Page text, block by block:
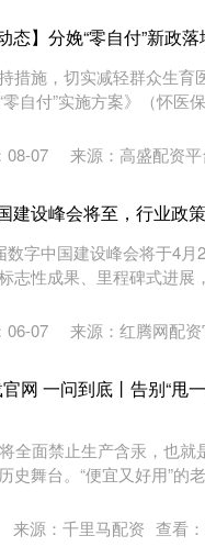
态】分娩“零自付”新政
措施，切实减轻群众生
自付”实施方案》（怀医
08-07 来源：高盛配资平
建设峰会将至，行业政
数字中国建设峰会将于4
志性成果、里程碑式进展
06-07 来源：红腾网配
网 一问到底丨告别“甩
全面禁止生产含汞，也
史舞台。“便宜又好用”的
来源：千里马配资 查看：